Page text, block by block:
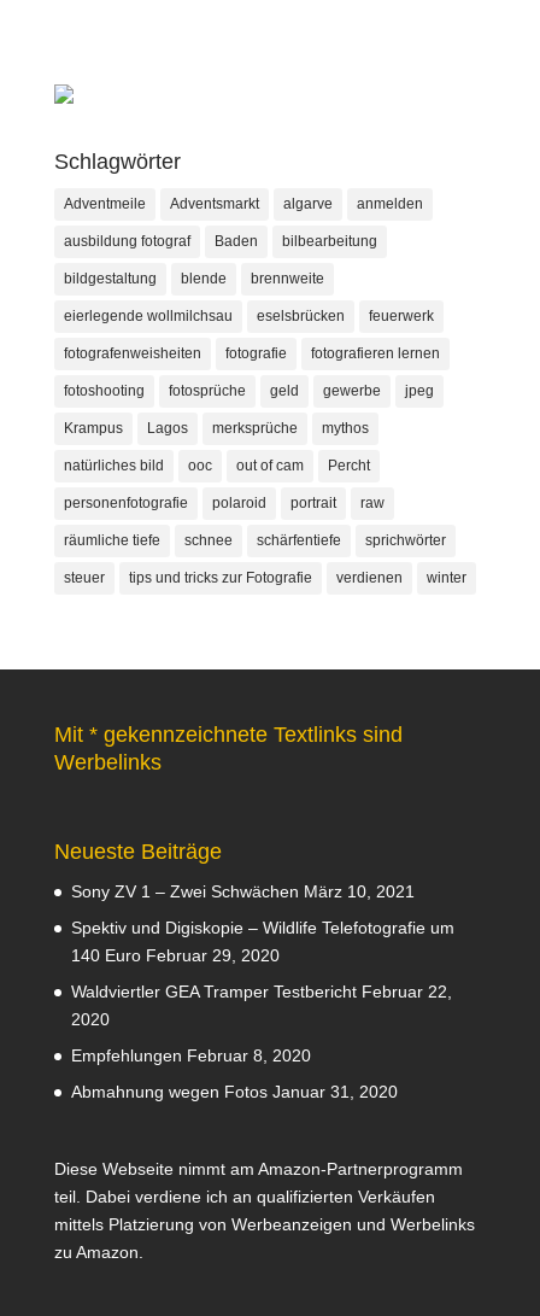
Schlagwörter
Adventmeile Adventsmarkt algarve anmelden
ausbildung fotograf Baden bilbearbeitung
bildgestaltung blende brennweite
eierlegende wollmilchsau eselsbrücken feuerwerk
fotografenweisheiten fotografie fotografieren lernen
fotoshooting fotosprüche geld gewerbe jpeg
Krampus Lagos merksprüche mythos
natürliches bild ooc out of cam Percht
personenfotografie polaroid portrait raw
räumliche tiefe schnee schärfentiefe sprichwörter
steuer tips und tricks zur Fotografie verdienen winter
Mit * gekennzeichnete Textlinks sind
Werbelinks
Neueste Beiträge
Sony ZV 1 – Zwei Schwächen März 10, 2021
Spektiv und Digiskopie – Wildlife Telefotografie um
140 Euro Februar 29, 2020
Waldviertler GEA Tramper Testbericht Februar 22,
2020
Empfehlungen Februar 8, 2020
Abmahnung wegen Fotos Januar 31, 2020
Diese Webseite nimmt am Amazon-Partnerprogramm
teil. Dabei verdiene ich an qualifizierten Verkäufen
mittels Platzierung von Werbeanzeigen und Werbelinks
zu Amazon.